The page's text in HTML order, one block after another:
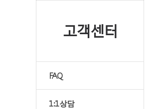
고객센터
FAQ
1:1상담